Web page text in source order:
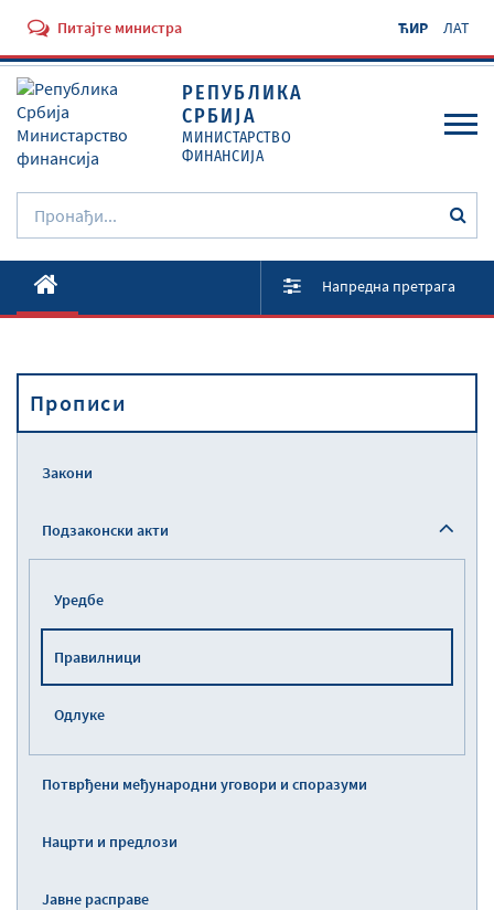
Питајте министра ЋИР ЛАТ
РЕПУБЛИКА
СРБИЈА
МИНИСТАРСТВО
ФИНАНСИЈА
O Министарству
Активности
Прописи
Напредна претрага
Прописи
Закони
Подзаконски акти
Уредбе
Правилници
Одлуке
Потврђени међународни уговори и споразуми
Нацрти и предлози
Јавне расправе